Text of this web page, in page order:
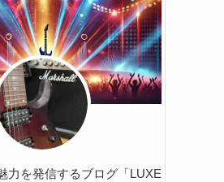
力を発信するブログ「LUXE